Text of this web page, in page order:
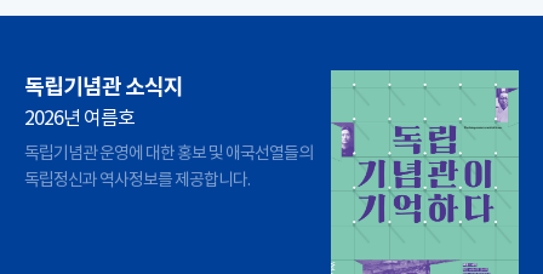
독립기념관 소식지
2026년 여름호
독립기념관 운영에 대한 홍보 및 애국선열들의
독립정신과 역사정보를 제공합니다.